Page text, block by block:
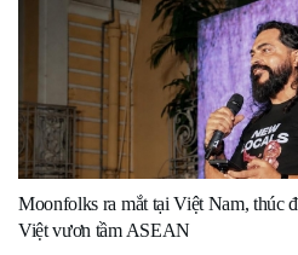
Moonfolks ra mắt tại Việt Nam, thúc
Việt vươn tầm ASEAN